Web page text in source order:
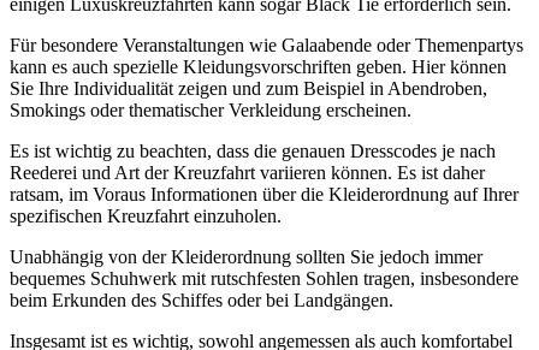
Für besondere Veranstaltungen wie Galaabende oder Themenpartys
kann es auch spezielle Kleidungsvorschriften geben. Hier können
Sie Ihre Individualität zeigen und zum Beispiel in Abendroben,
Smokings oder thematischer Verkleidung erscheinen.
Es ist wichtig zu beachten, dass die genauen Dresscodes je nach
Reederei und Art der Kreuzfahrt variieren können. Es ist daher
ratsam, im Voraus Informationen über die Kleiderordnung auf Ihrer
spezifischen Kreuzfahrt einzuholen.
Unabhängig von der Kleiderordnung sollten Sie jedoch immer
bequemes Schuhwerk mit rutschfesten Sohlen tragen, insbesondere
beim Erkunden des Schiffes oder bei Landgängen.
Insgesamt ist es wichtig, sowohl angemessen als auch komfortabel